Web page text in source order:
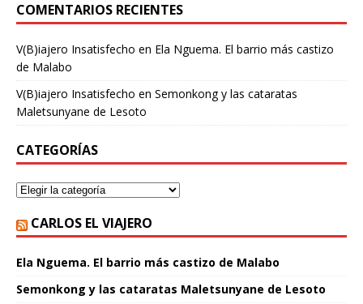
COMENTARIOS RECIENTES
V(B)iajero Insatisfecho en Ela Nguema. El barrio más castizo
de Malabo
V(B)iajero Insatisfecho en Semonkong y las cataratas
Maletsunyane de Lesoto
CATEGORÍAS
CARLOS EL VIAJERO
Ela Nguema. El barrio más castizo de Malabo
Semonkong y las cataratas Maletsunyane de Lesoto